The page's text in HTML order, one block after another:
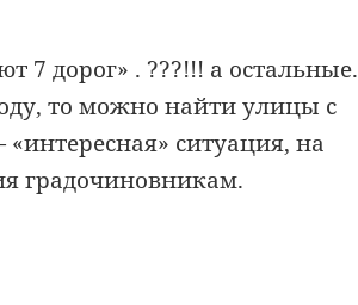
7 дорог» . ???!!! а остальные.
то можно найти улицы с
ситуация, на
градочиновникам.